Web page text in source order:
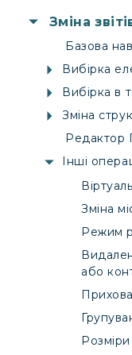
Зміна
Базова
Вибірка
Вибірка в
Зміна
Редактор
Інші
Зміна
Режим
або
Розміри